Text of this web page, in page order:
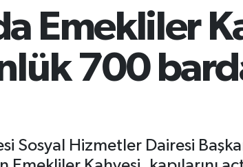
Emekliler
700
Sosyal Hizmetler Dairesi